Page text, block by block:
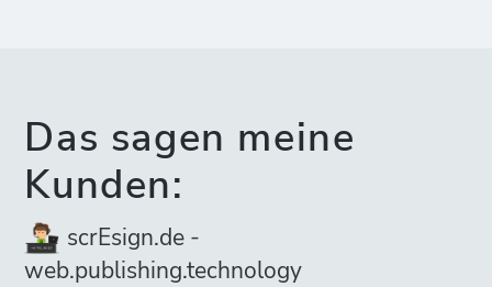
Das sagen meine
Kunden:
scrEsign.de -
web.publishing.technology